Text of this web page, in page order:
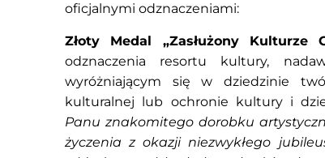
oficjalnymi odznaczeniami:
Złoty Medal „Zasłużony Kulturze
odznaczenia resortu kultury,
wyróżniającym się w dziedzinie
kulturalnej lub ochronie kultury i
Panu znakomitego dorobku
życzenia z okazji niezwykłego